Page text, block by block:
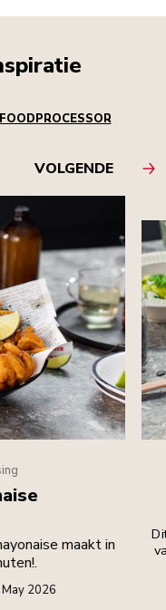
VOLGENDE
maakt in
2026